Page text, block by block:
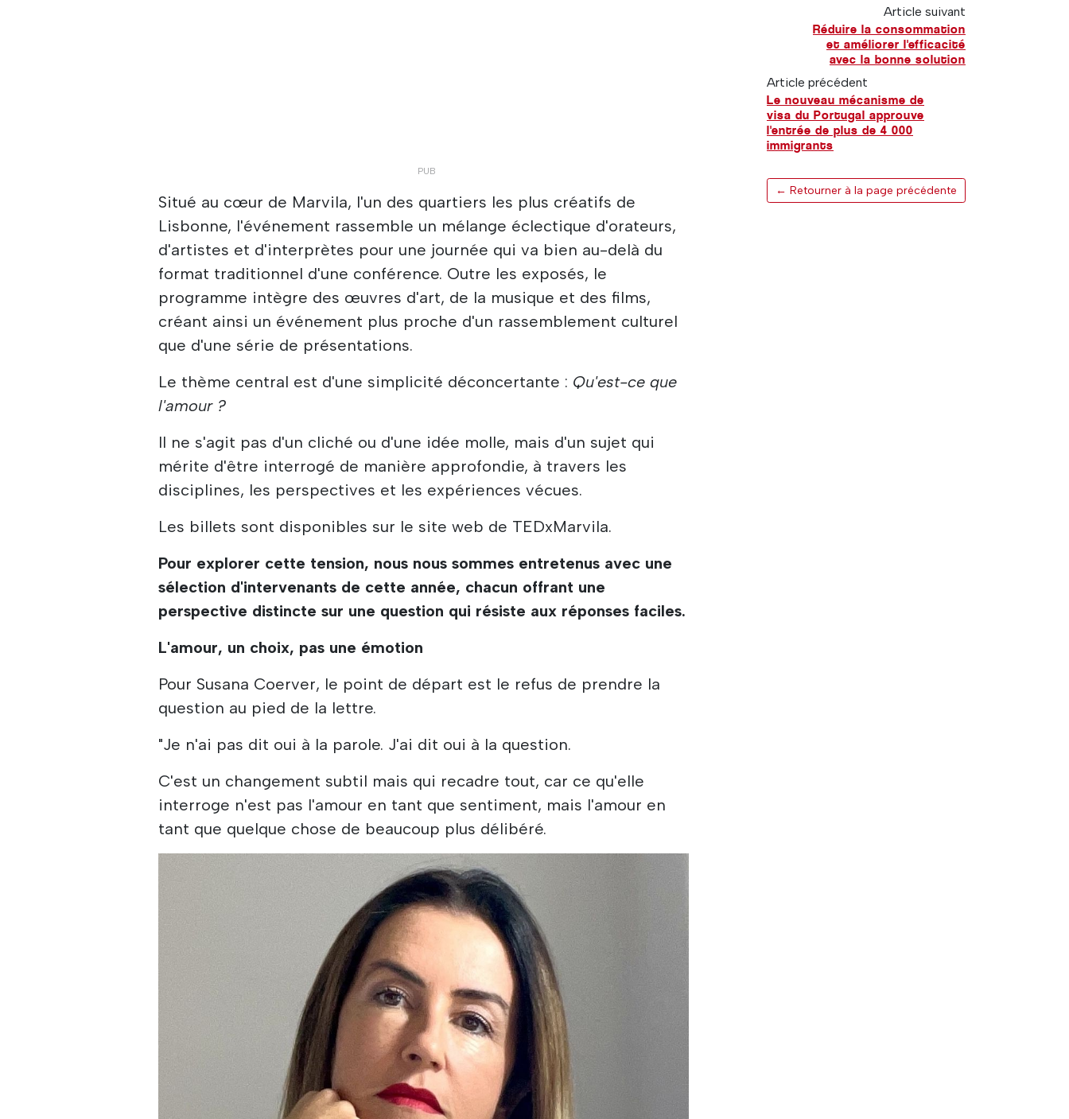
Situé au cœur de Marvila, l'un des quartiers les plus créatifs de
Lisbonne, l'événement rassemble un mélange éclectique d'orateurs,
d'artistes et d'interprètes pour une journée qui va bien au-delà du
format traditionnel d'une conférence. Outre les exposés, le
programme intègre des œuvres d'art, de la musique et des films,
créant ainsi un événement plus proche d'un rassemblement culturel
que d'une série de présentations.
Le thème central est d'une simplicité déconcertante : Qu'est-ce que
l'amour ?
Il ne s'agit pas d'un cliché ou d'une idée molle, mais d'un sujet qui
mérite d'être interrogé de manière approfondie, à travers les
disciplines, les perspectives et les expériences vécues.
Les billets sont disponibles sur le site web de TEDxMarvila.
Pour explorer cette tension, nous nous sommes entretenus avec une
sélection d'intervenants de cette année, chacun offrant une
perspective distincte sur une question qui résiste aux réponses faciles.
L'amour, un choix, pas une émotion
Pour Susana Coerver, le point de départ est le refus de prendre la
question au pied de la lettre.
"Je n'ai pas dit oui à la parole. J'ai dit oui à la question.
C'est un changement subtil mais qui recadre tout, car ce qu'elle
interroge n'est pas l'amour en tant que sentiment, mais l'amour en
tant que quelque chose de beaucoup plus délibéré.
Article suivant
Réduire la consommation
et améliorer l'efficacité
avec la bonne solution
Article précédent
Le nouveau mécanisme de
visa du Portugal approuve
l'entrée de plus de 4 000
immigrants
← Retourner à la page précédente